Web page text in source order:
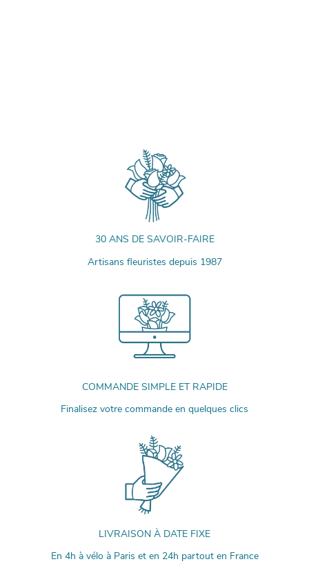
30 ANS DE SAVOIR-FAIRE
Artisans fleuristes depuis 1987
COMMANDE SIMPLE ET RAPIDE
Finalisez votre commande en quelques clics
LIVRAISON À DATE FIXE
En 4h à vélo à Paris et en 24h partout en France